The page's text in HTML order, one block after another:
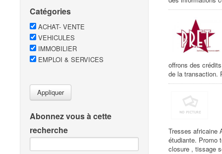
Catégories
ACHAT- VENTE
VEHICULES
IMMOBILIER
EMPLOI & SERVICES
Appliquer
Abonnez vous à cette
recherche
offrons des
de la transaction.
Tresses africaine
étudiante. Promo
closure , tissage